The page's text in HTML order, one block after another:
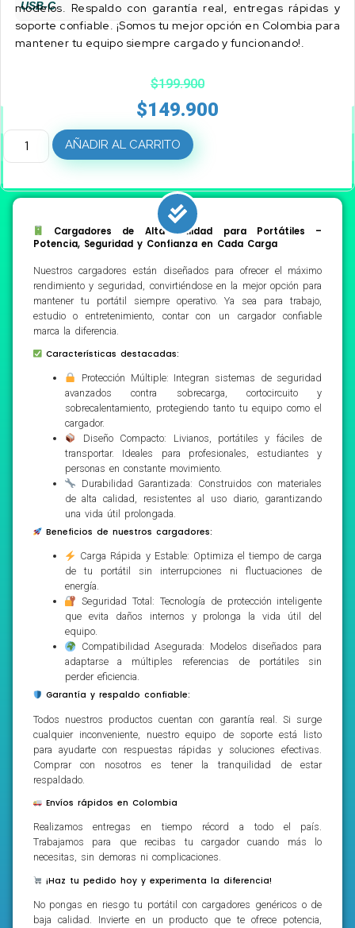
USB-C
modelos. Respaldo con garantía real, entregas rápidas y
soporte confiable. ¡Somos tu mejor opción en Colombia para
mantener tu equipo siempre cargado y funcionando!.
$199.900
$149.900
AÑADIR AL CARRITO
Cargadores de Alta Calidad para Portátiles –
Potencia, Seguridad y Confianza en Cada Carga
Nuestros cargadores están diseñados para ofrecer el máximo
rendimiento y seguridad, convirtiéndose en la mejor opción para
mantener tu portátil siempre operativo. Ya sea para trabajo,
estudio o entretenimiento, contar con un cargador confiable
marca la diferencia.
Características destacadas:
Protección Múltiple: Integran sistemas de seguridad
avanzados contra sobrecarga, cortocircuito y
sobrecalentamiento, protegiendo tanto tu equipo como el
cargador.
Diseño Compacto: Livianos, portátiles y fáciles de
transportar. Ideales para profesionales, estudiantes y
personas en constante movimiento.
Durabilidad Garantizada: Construidos con materiales
de alta calidad, resistentes al uso diario, garantizando
una vida útil prolongada.
Beneficios de nuestros cargadores:
Carga Rápida y Estable: Optimiza el tiempo de carga
de tu portátil sin interrupciones ni fluctuaciones de
energía.
Seguridad Total: Tecnología de protección inteligente
que evita daños internos y prolonga la vida útil del
equipo.
Compatibilidad Asegurada: Modelos diseñados para
adaptarse a múltiples referencias de portátiles sin
perder eficiencia.
Garantía y respaldo confiable:
Todos nuestros productos cuentan con garantía real. Si surge
cualquier inconveniente, nuestro equipo de soporte está listo
para ayudarte con respuestas rápidas y soluciones efectivas.
Comprar con nosotros es tener la tranquilidad de estar
respaldado.
Envíos rápidos en Colombia
Realizamos entregas en tiempo récord a todo el país.
Trabajamos para que recibas tu cargador cuando más lo
necesitas, sin demoras ni complicaciones.
¡Haz tu pedido hoy y experimenta la diferencia!
No pongas en riesgo tu portátil con cargadores genéricos o de
baja calidad. Invierte en un producto que te ofrece potencia,